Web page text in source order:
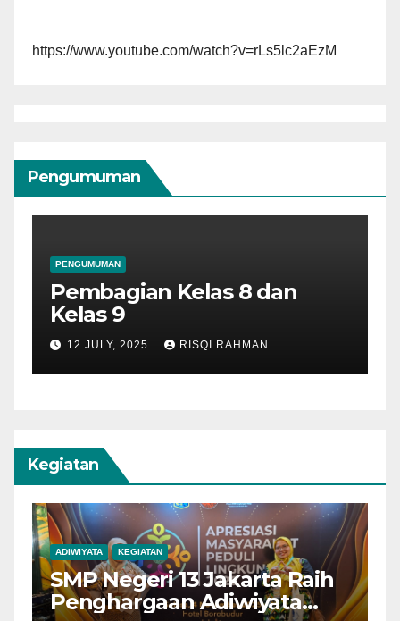
https://www.youtube.com/watch?v=rLs5lc2aEzM
Pengumuman
PENGUMUMAN
Pembagian Kelas 7 Tahun
Ajaran 2025 – 2026
11 JULY, 2025 RISQI RAHMAN
Kegiatan
KEGIATAN
Whatsapp Group Kelas 7
2025-2026